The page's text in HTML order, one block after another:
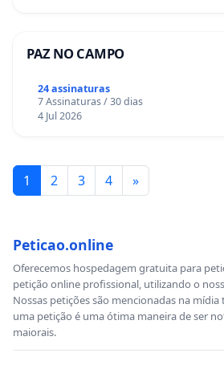
PAZ NO CAMPO
24 assinaturas
7 Assinaturas / 30 dias
4 Jul 2026
1 2 3 4 »
Peticao.online
Oferecemos hospedagem gratuita para
petição online profissional, utilizando o
Nossas petições são mencionadas na
uma petição é uma ótima maneira de ser
maiorais.